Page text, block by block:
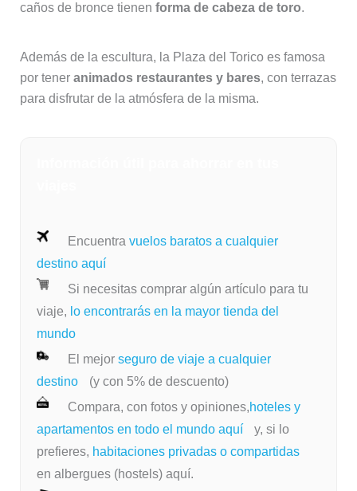
caños de bronce tienen forma de cabeza de toro.
Además de la escultura, la Plaza del Torico es famosa
por tener animados restaurantes y bares, con terrazas
para disfrutar de la atmósfera de la misma.
Encuentra vuelos baratos a cualquier
destino aquí
Si necesitas comprar algún artículo para tu
viaje, lo encontrarás en la mayor tienda del
mundo
El mejor seguro de viaje a cualquier
destino
(y con 5% de descuento)
Compara, con fotos y opiniones,hoteles y
apartamentos en todo el mundo aquí
y, si lo
prefieres, habitaciones privadas o compartidas
en albergues (hostels) aquí.